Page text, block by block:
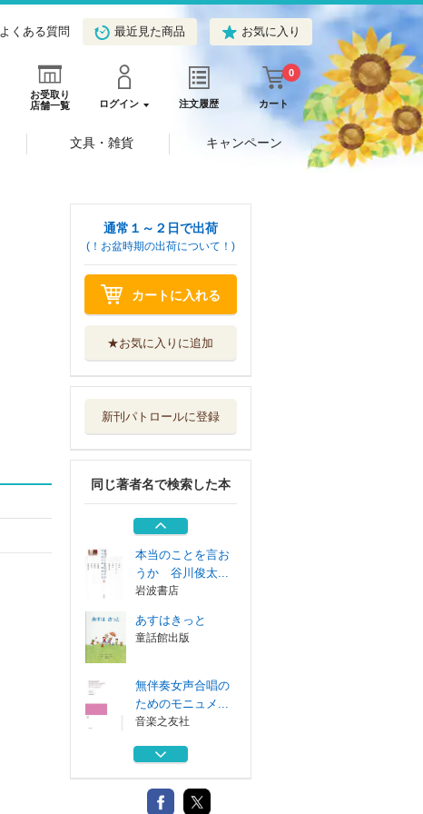
よくある質問 最近見た商品 お気に入り
お受取り
店舗一覧
ログイン 注文履歴 カート
0
文具・雑貨 キャンペーン
通常１～２日で出荷
(！お盆時期の出荷について！)
カートに入れる
★お気に入りに追加
新刊パトロールに登録
同じ著者名で検索した本
無伴奏女声合唱の
ためのモニュメ...
無伴奏童声合唱組
音楽之友社
夏のいしゃ
童心社
本当のことを言お
うか 谷川俊太...
岩波書店
あすはきっと
童話館出版
無伴奏女声合唱の
ためのモニュメ...
音楽之友社
無伴奏童声合唱組
音楽之友社